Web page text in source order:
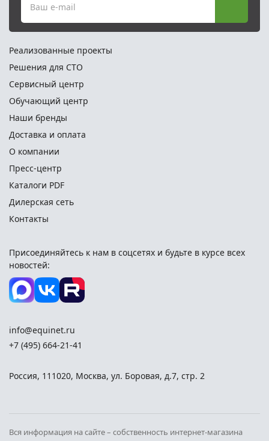
Ваш e-mail
Реализованные проекты
Решения для СТО
Сервисный центр
Обучающий центр
Наши бренды
Доставка и оплата
О компании
Пресс-центр
Каталоги PDF
Дилерская сеть
Контакты
Присоединяйтесь к нам в соцсетях и будьте в курсе всех
новостей:
info@equinet.ru
+7 (495) 664-21-41
Россия, 111020, Москва, ул. Боровая, д.7, стр. 2
Вся информация на сайте – собственность интернет-магазина